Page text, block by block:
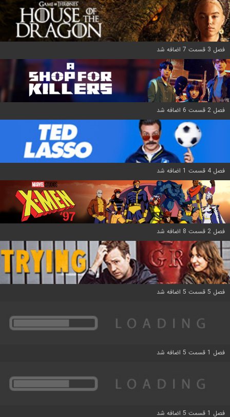
فصل 3 قسمت 7 اضافه شد
فصل 2 قسمت 6 اضافه شد
فصل 4 قسمت 1 اضافه شد
فصل 2 قسمت 8 اضافه شد
فصل 5 قسمت 5 اضافه شد
فصل 1 قسمت 5 اضافه شد
فصل 1 قسمت 5 اضافه شد